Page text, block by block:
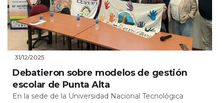
31/12/2025
Debatieron sobre modelos de gestión
escolar de Punta Alta
En la sede de la Universidad Nacional Tecnológica